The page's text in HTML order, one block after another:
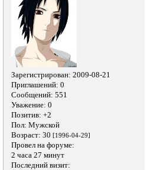
Зарегистрирован: 2009-08-21
Приглашений: 0
Сообщений: 551
Уважение: 0
Позитив: +2
Пол: Мужской
Возраст: 30 [1996-04-29]
Провел на форуме:
2 часа 27 минут
Последний визит: